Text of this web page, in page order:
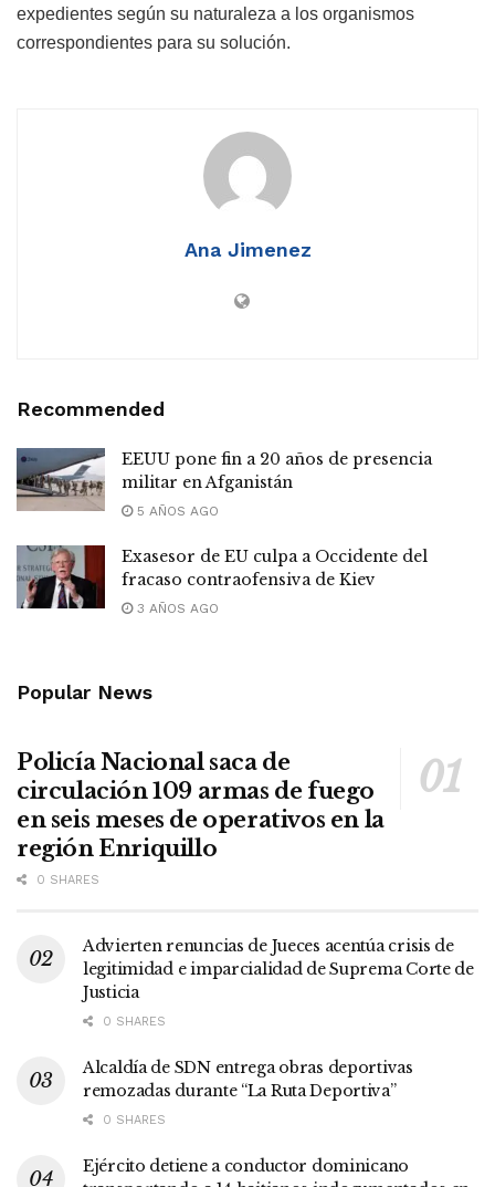
expedientes según su naturaleza a los organismos
correspondientes para su solución.
Ana Jimenez
Recommended
EEUU pone fin a 20 años de presencia
militar en Afganistán
5 AÑOS AGO
Exasesor de EU culpa a Occidente del
fracaso contraofensiva de Kiev
3 AÑOS AGO
Popular News
Policía Nacional saca de
circulación 109 armas de fuego
en seis meses de operativos en la
región Enriquillo
0 SHARES
Advierten renuncias de Jueces acentúa crisis de
legitimidad e imparcialidad de Suprema Corte de
Justicia
0 SHARES
Alcaldía de SDN entrega obras deportivas
remozadas durante “La Ruta Deportiva”
0 SHARES
Ejército detiene a conductor dominicano